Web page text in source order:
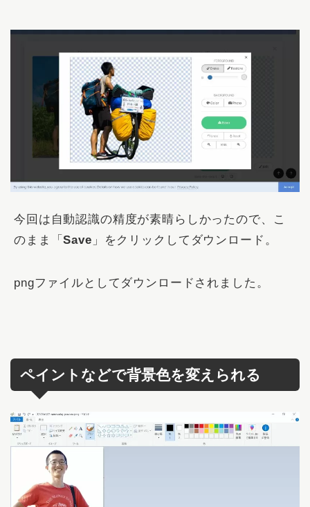
今回は自動認識の精度が素晴らしかったので、こ
のまま「Save 」をクリックしてダウンロード。
pngファイルとしてダウンロードされました。
ペイントなどで背景色を変えられる